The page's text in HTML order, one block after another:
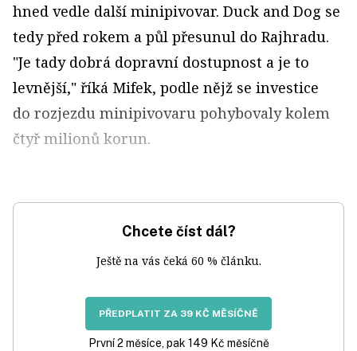
hned vedle další mini­pivovar. Duck and Dog se
tedy před rokem a půl přesunul do Rajhradu.
"Je tady dobrá dopravní dostupnost a je to
levnější," říká Mifek, podle nějž se investice
do rozjezdu minipivovaru pohybovaly kolem
čtyř milionů korun.
Chcete číst dál?
Ještě na vás čeká 60 % článku.
PŘEDPLATIT ZA 39 KČ MĚSÍČNĚ
První 2 měsíce, pak 149 Kč měsíčně